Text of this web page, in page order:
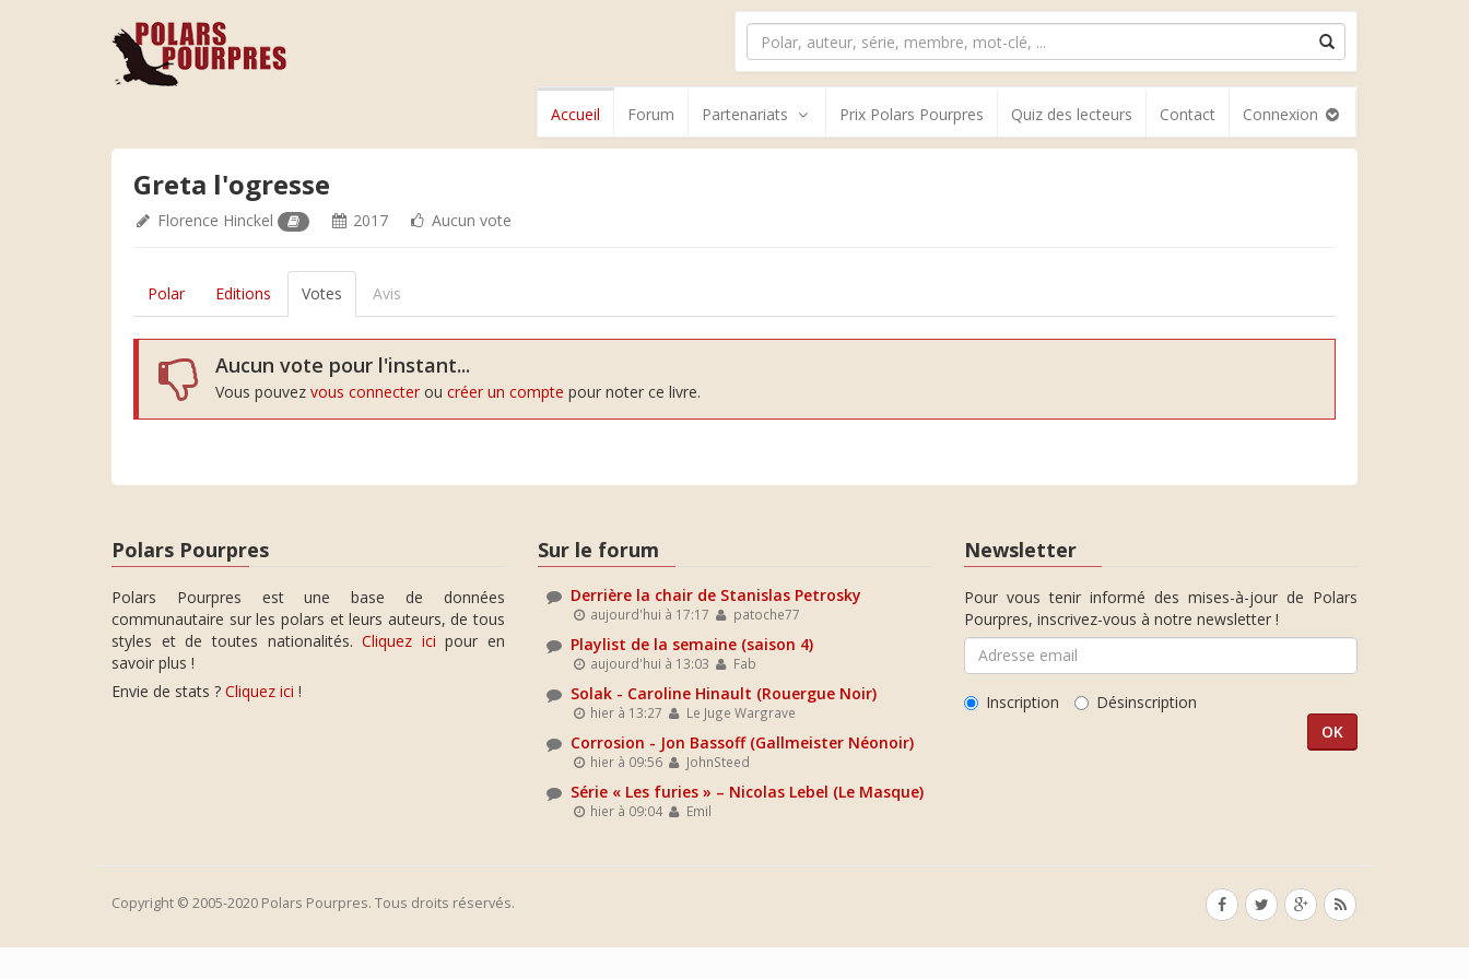
Accueil Forum Partenariats Prix Polars Pourpres Quiz des lecteurs Contact Connexion
Greta l'ogresse
Florence Hinckel 2017 Aucun vote
Polar Editions Votes Avis
Aucun vote pour l'instant...
Vous pouvez vous connecter ou créer un compte pour noter ce livre.
Polars Pourpres
Polars Pourpres est une base de données
communautaire sur les polars et leurs auteurs, de tous
styles et de toutes nationalités.Cliquez ici pour en
savoir plus !
Envie de stats ? Cliquez ici !
Sur le forum
Derrière la chair de Stanislas Petrosky
aujourd'hui à 17:17 patoche77
Playlist de la semaine (saison 4)
aujourd'hui à 13:03 Fab
Solak - Caroline Hinault (Rouergue Noir)
hier à 13:27 Le Juge Wargrave
Corrosion - Jon Bassoff (Gallmeister Néonoir)
hier à 09:56 JohnSteed
Série « Les furies » – Nicolas Lebel (Le Masque)
hier à 09:04 Emil
Newsletter
Pour vous tenir informé des mises-à-jour de Polars
Pourpres, inscrivez-vous à notre newsletter !
Inscription Désinscription
Copyright © 2005-2020 Polars Pourpres. Tous droits réservés.